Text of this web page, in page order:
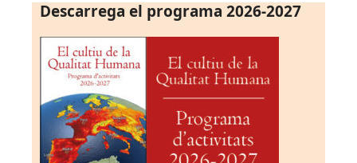
Descarrega el programa 2026-2027